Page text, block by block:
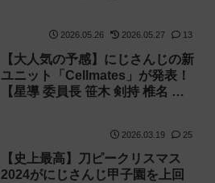
2026.05.26 2026.05.27 13
【大人気の予感】にじさんじの新
ユニット「Cellmates」が発表！
【星導 委員長 笹木 剣持 椎名 葛
2026.03.19 25
【史上最高】刀ピークリスマス
2024がにじさんじ甲子園を上回